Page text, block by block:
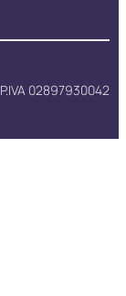
P.IVA 02897930042